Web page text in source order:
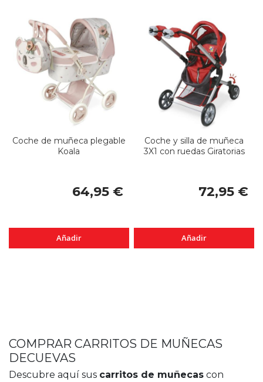
Coche de muñeca plegable
Koala
64,95 €
Añadir
Coche y silla de muñeca
3X1 con ruedas Giratorias
72,95 €
Añadir
COMPRAR CARRITOS DE MUÑECAS
DECUEVAS
Descubre aquí sus carritos de muñecas con